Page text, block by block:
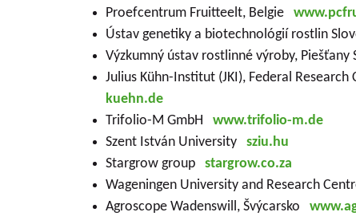
Proefcentrum Fruitteelt, Belgie
Ústav genetiky a biotechnológií rostlin
Výzkumný ústav rostlinné výroby, Piešťany
Julius Kühn-Institut (JKI), Federal
kuehn.de
Trifolio-M GmbH www.trifolio-m.de
Szent István University sziu.hu
Stargrow group stargrow.co.za
Wageningen University and Research
Agroscope Wadenswill, Švýcarsko